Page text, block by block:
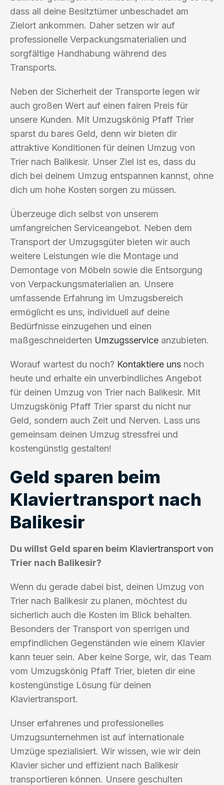
dass all deine Besitztümer unbeschadet am
Zielort ankommen. Daher setzen wir auf
professionelle Verpackungsmaterialien und
sorgfältige Handhabung während des
Transports.
Neben der Sicherheit der Transporte legen wir
auch großen Wert auf einen fairen Preis für
unsere Kunden. Mit Umzugskönig Pfaff Trier
sparst du bares Geld, denn wir bieten dir
attraktive Konditionen für deinen Umzug von
Trier nach Balikesir. Unser Ziel ist es, dass du
dich bei deinem Umzug entspannen kannst, ohne
dich um hohe Kosten sorgen zu müssen.
Überzeuge dich selbst von unserem
umfangreichen Serviceangebot. Neben dem
Transport der Umzugsgüter bieten wir auch
weitere Leistungen wie die Montage und
Demontage von Möbeln sowie die Entsorgung
von Verpackungsmaterialien an. Unsere
umfassende Erfahrung im Umzugsbereich
ermöglicht es uns, individuell auf deine
Bedürfnisse einzugehen und einen
maßgeschneiderten Umzugsservice anzubieten.
Worauf wartest du noch? Kontaktiere uns noch
heute und erhalte ein unverbindliches Angebot
für deinen Umzug von Trier nach Balikesir. Mit
Umzugskönig Pfaff Trier sparst du nicht nur
Geld, sondern auch Zeit und Nerven. Lass uns
gemeinsam deinen Umzug stressfrei und
kostengünstig gestalten!
Geld sparen beim
Klaviertransport nach
Balikesir
Du willst Geld sparen beim Klaviertransportvon
Trier nach Balikesir?
Wenn du gerade dabei bist, deinen Umzug von
Trier nach Balikesir zu planen, möchtest du
sicherlich auch die Kosten im Blick behalten.
Besonders der Transport von sperrigen und
empfindlichen Gegenständen wie einem Klavier
kann teuer sein. Aber keine Sorge, wir, das Team
vom Umzugskönig Pfaff Trier, bieten dir eine
kostengünstige Lösung für deinen
Klaviertransport.
Unser erfahrenes und professionelles
Umzugsunternehmen ist auf internationale
Umzüge spezialisiert. Wir wissen, wie wir dein
Klavier sicher und effizient nach Balikesir
transportieren können. Unsere geschulten